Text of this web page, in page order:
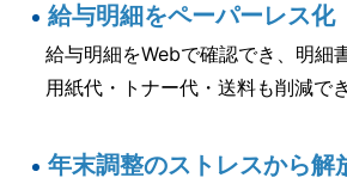
給与明細をペーパーレス化
給与明細をWebで確認でき、明細
用紙代・トナー代・送料も削減でき
年末調整のストレスから解